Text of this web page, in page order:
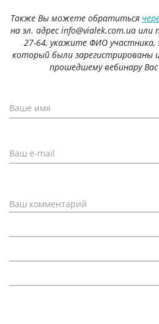
Также Вы можете обратиться
на эл. адрес info@vialek.com.ua
27-64, укажите ФИО участника,
который были зарегистрированы
прошедшему вебинару